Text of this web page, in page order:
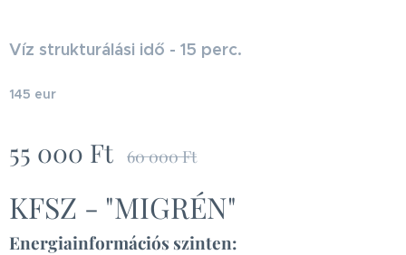
Víz strukturálási idő - 15 perc.
145 eur
55 000 Ft 60 000Ft
KFSZ - "MIGRÉN"
Energiainformációs szinten: